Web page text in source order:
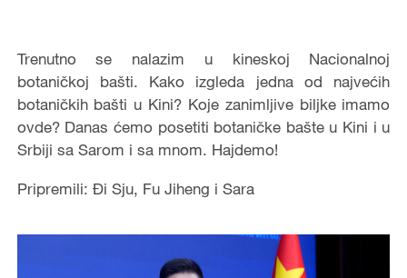
Trenutno se nalazim u kineskoj Nacionalnoj
botaničkoj bašti. Kako izgleda jedna od najvećih
botaničkih bašti u Kini? Koje zanimljive biljke imamo
ovde? Danas ćemo posetiti botaničke bašte u Kini i u
Srbiji sa Sarom i sa mnom. Hajdemo!
Pripremili: Đi Sju, Fu Jiheng i Sara